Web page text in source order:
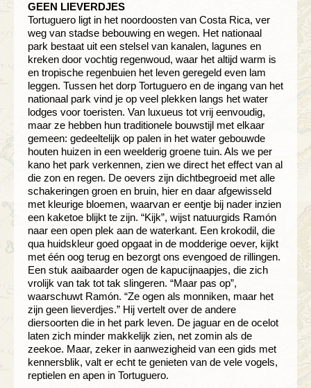
GEEN LIEVERDJES
Tortuguero ligt in het noordoosten van Costa Rica, ver
weg van stadse bebouwing en wegen. Het nationaal
park bestaat uit een stelsel van kanalen, lagunes en
kreken door vochtig regenwoud, waar het altijd warm is
en tropische regenbuien het leven geregeld even lam
leggen. Tussen het dorp Tortuguero en de ingang van het
nationaal park vind je op veel plekken langs het water
lodges voor toeristen. Van luxueus tot vrij eenvoudig,
maar ze hebben hun traditionele bouwstijl met elkaar
gemeen: gedeeltelijk op palen in het water gebouwde
houten huizen in een weelderig groene tuin. Als we per
kano het park verkennen, zien we direct het effect van al
die zon en regen. De oevers zijn dichtbegroeid met alle
schakeringen groen en bruin, hier en daar afgewisseld
met kleurige bloemen, waarvan er eentje bij nader inzien
een kaketoe blijkt te zijn. “Kijk”, wijst natuurgids Ramón
naar een open plek aan de waterkant. Een krokodil, die
qua huidskleur goed opgaat in de modderige oever, kijkt
met één oog terug en bezorgt ons evengoed de rillingen.
Een stuk aaibaarder ogen de kapucijnaapjes, die zich
vrolijk van tak tot tak slingeren. “Maar pas op”,
waarschuwt Ramón. “Ze ogen als monniken, maar het
zijn geen lieverdjes.” Hij vertelt over de andere
diersoorten die in het park leven. De jaguar en de ocelot
laten zich minder makkelijk zien, net zomin als de
zeekoe. Maar, zeker in aanwezigheid van een gids met
kennersblik, valt er echt te genieten van de vele vogels,
reptielen en apen in Tortuguero.